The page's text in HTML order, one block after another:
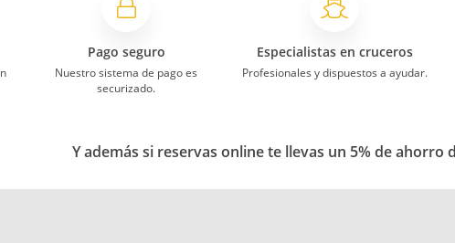
Pago seguro
Nuestro sistema de pago es
securizado.
Especialistas en cruceros
Profesionales y dispuestos a ayudar.
Y además si reservas online te llevas un 5% de ahorro